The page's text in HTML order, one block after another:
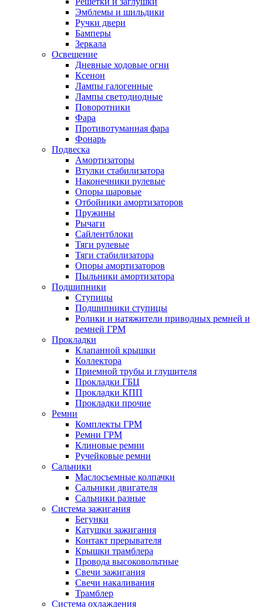
Эмблемы и шильдики
Ручки двери
Бамперы
Зеркала
Освещение
Дневные ходовые огни
Ксенон
Лампы галогенные
Лампы светодиодные
Поворотники
Фара
Противотуманная фара
Фонарь
Подвеска
Амортизаторы
Втулки стабилизатора
Наконечники рулевые
Опоры шаровые
Отбойники амортизаторов
Пружины
Рычаги
Сайлентблоки
Тяги рулевые
Тяги стабилизатора
Опоры амортизаторов
Пыльники амортизатора
Подшипники
Ступицы
Подшипники ступицы
Ролики и натяжители приводных ремней и
ремней ГРМ
Прокладки
Клапанной крышки
Коллектора
Приемной трубы и глушителя
Прокладки ГБЦ
Прокладки КПП
Прокладки прочие
Ремни
Комплекты ГРМ
Ремни ГРМ
Клиновые ремни
Ручейковые ремни
Сальники
Маслосъемные колпачки
Сальники двигателя
Сальники разные
Система зажигания
Бегунки
Катушки зажигания
Контакт прерывателя
Крышки трамблера
Провода высоковольтные
Свечи зажигания
Свечи накаливания
Трамблер
Система охлаждения